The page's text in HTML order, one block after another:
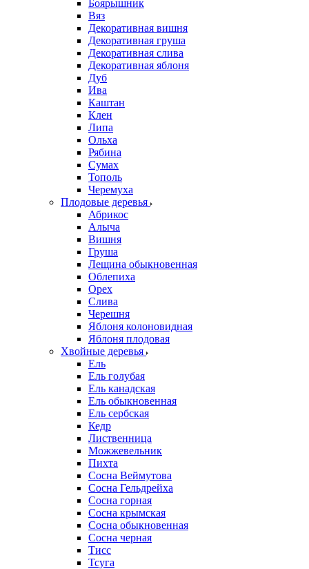
Боярышник
Вяз
Декоративная вишня
Декоративная груша
Декоративная слива
Декоративная яблоня
Дуб
Ива
Каштан
Клен
Липа
Ольха
Рябина
Сумах
Тополь
Черемуха
Плодовые деревья
Абрикос
Алыча
Вишня
Груша
Лещина обыкновенная
Облепиха
Орех
Слива
Черешня
Яблоня колоновидная
Яблоня плодовая
Хвойные деревья
Ель
Ель голубая
Ель канадская
Ель обыкновенная
Ель сербская
Кедр
Лиственница
Можжевельник
Пихта
Сосна Веймутова
Сосна Гельдрейха
Сосна горная
Сосна крымская
Сосна обыкновенная
Сосна черная
Тисс
Тсуга